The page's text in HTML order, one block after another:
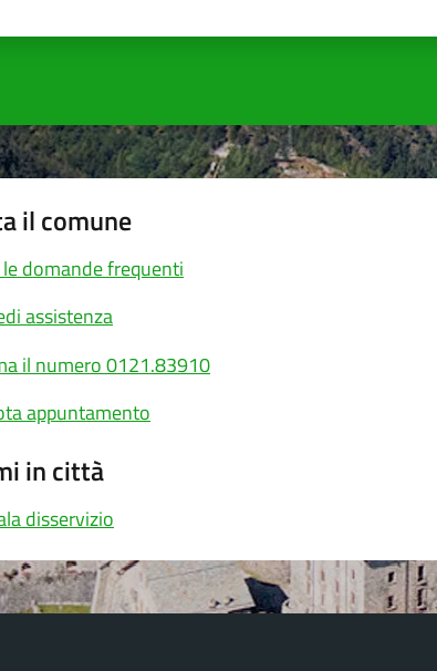
il comune
le domande frequenti
assistenza
il numero 0121.83910
appuntamento
in città
disservizio